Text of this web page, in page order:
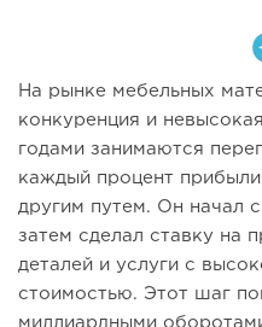
На рынке мебельных
конкуренция и
годами занимаются
каждый процент
другим путем. Он начал
затем сделал ставку на
деталей и услуги с
стоимостью. Этот шаг
миллиардными